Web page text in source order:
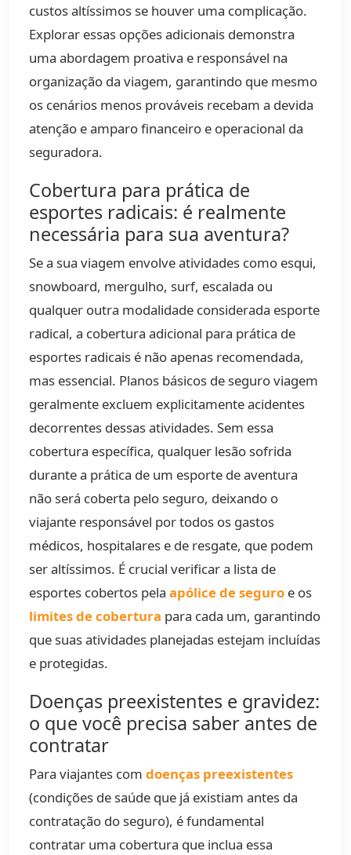
custos altíssimos se houver uma complicação.
Explorar essas opções adicionais demonstra
uma abordagem proativa e responsável na
organização da viagem, garantindo que mesmo
os cenários menos prováveis recebam a devida
atenção e amparo financeiro e operacional da
seguradora.
Cobertura para prática de
esportes radicais: é realmente
necessária para sua aventura?
Se a sua viagem envolve atividades como esqui,
snowboard, mergulho, surf, escalada ou
qualquer outra modalidade considerada esporte
radical, a cobertura adicional para prática de
esportes radicais é não apenas recomendada,
mas essencial. Planos básicos de seguro viagem
geralmente excluem explicitamente acidentes
decorrentes dessas atividades. Sem essa
cobertura específica, qualquer lesão sofrida
durante a prática de um esporte de aventura
não será coberta pelo seguro, deixando o
viajante responsável por todos os gastos
médicos, hospitalares e de resgate, que podem
ser altíssimos. É crucial verificar a lista de
esportes cobertos pela apólice de seguro e os
limites de cobertura para cada um, garantindo
que suas atividades planejadas estejam incluídas
e protegidas.
Doenças preexistentes e gravidez:
o que você precisa saber antes de
contratar
Para viajantes com doenças preexistentes
(condições de saúde que já existiam antes da
contratação do seguro), é fundamental
contratar uma cobertura que inclua essa